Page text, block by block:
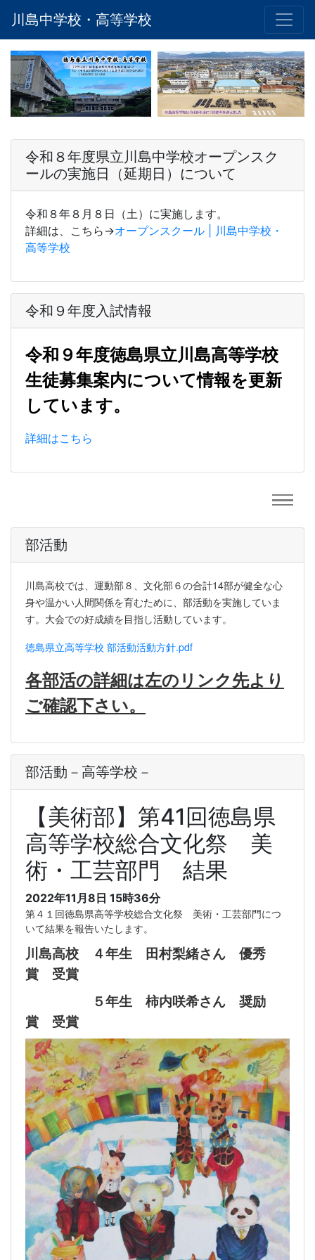
川島中学校・高等学校
令和８年度県立川島中学校オープンスク
ールの実施日（延期日）について
令和８年８月８日（土）に実施します。
詳細は、こちら→オープンスクール | 川島中学校・
高等学校
令和９年度入試情報
令和９年度徳島県立川島高等学校
生徒募集案内について情報を更新
しています。
詳細はこちら
部活動
川島高校では、運動部８、文化部６の合計14部が健全な心
身や温かい人間関係を育むために、部活動を実施していま
す。大会での好成績を目指し活動しています。
徳島県立高等学校 部活動活動方針.pdf
各部活の詳細は左のリンク先より
ご確認下さい。
部活動－高等学校－
【美術部】第41回徳島県
高等学校総合文化祭 美
術・工芸部門 結果
2022年11月8日 15時36分
第４１回徳島県高等学校総合文化祭 美術・工芸部門につ
いて結果を報告いたします。
川島高校 ４年生 田村梨緒さん 優秀
賞 受賞
５年生 柿内咲希さん 奨励
賞 受賞